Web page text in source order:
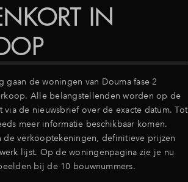
IN
gaan de woningen van Douma fase 2
Alle belangstellenden worden op de
via de nieuwsbrief over de exacte datum. Tot
meer informatie beschikbaar komen.
de verkooptekeningen, definitieve prijzen
lijst. Op de woningenpagina zie je nu
bij de 10 bouwnummers.